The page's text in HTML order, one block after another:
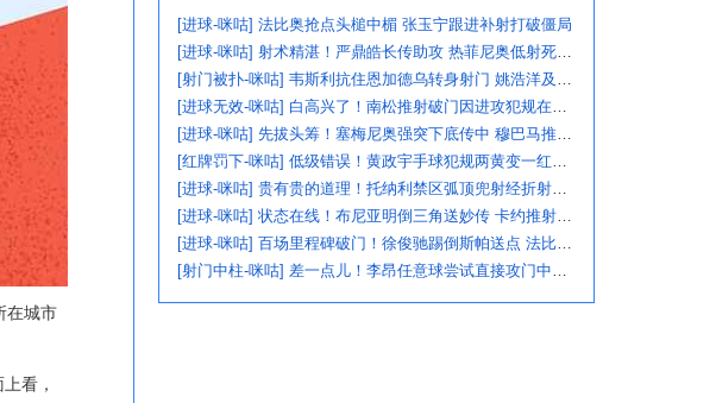
在城市
看，
[进球-咪咕] 法比奥抢点头槌中楣 张玉宁跟进补射打破僵局
[进球-咪咕] 射术精湛！严鼎皓长传助攻 热菲尼奥低射死角破门
[射门被扑-咪咕] 韦斯利抗住恩加德乌转身射门 姚浩洋及时化险
[进球无效-咪咕] 白高兴了！南松推射破门因进攻犯规在先被吹
[进球-咪咕] 先拔头筹！塞梅尼奥强突下底传中 穆巴马推空门得手
[红牌罚下-咪咕] 低级错误！黄政宇手球犯规两黄变一红被罚下
[进球-咪咕] 贵有贵的道理！托纳利禁区弧顶兜射经折射弹入球网
[进球-咪咕] 状态在线！布尼亚明倒三角送妙传 卡约推射打破僵局
[进球-咪咕] 百场里程碑破门！徐俊驰踢倒斯帕送点 法比奥一蹴而就
[射门中柱-咪咕] 差一点儿！李昂任意球尝试直接攻门中柱弹出